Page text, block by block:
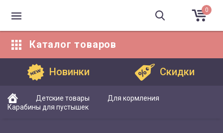
0
Каталог товаров
Новинки Скидки
Детские товары
Для кормления
Карабины для пустышек